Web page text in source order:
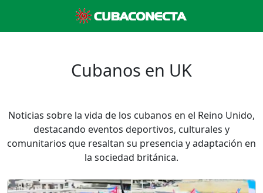
Cubanos en UK
Noticias sobre la vida de los cubanos en el Reino Unido,
destacando eventos deportivos, culturales y
comunitarios que resaltan su presencia y adaptación en
la sociedad británica.